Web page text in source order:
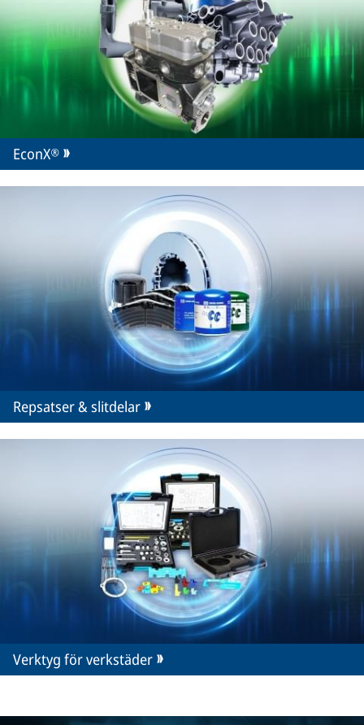
EconX®
Repsatser & slitdelar
Verktyg för verkstäder